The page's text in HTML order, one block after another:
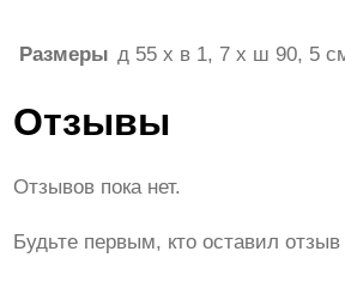
Размеры д 55 x в 1, 7 x ш 90, 5
Отзывы
Отзывов пока нет.
Будьте первым, кто оставил